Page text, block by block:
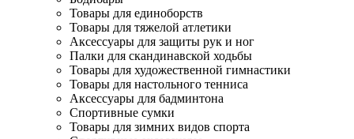
Товары для единоборств
Товары для тяжелой атлетики
Аксессуары для защиты рук и ног
Палки для скандинавской ходьбы
Товары для художественной гимнастики
Товары для настольного тенниса
Аксессуары для бадминтона
Спортивные сумки
Товары для зимних видов спорта